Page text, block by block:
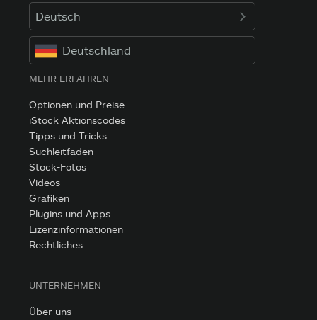
Deutsch
Deutschland
MEHR ERFAHREN
Optionen und Preise
iStock Aktionscodes
Tipps und Tricks
Suchleitfaden
Stock-Fotos
Videos
Grafiken
Plugins und Apps
Lizenzinformationen
Rechtliches
UNTERNEHMEN
Über uns